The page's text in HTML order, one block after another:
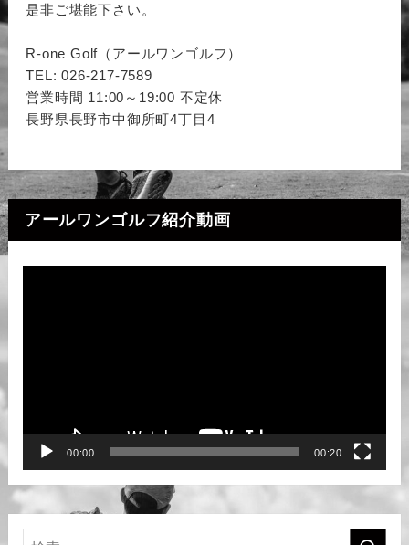
是非ご堪能下さい。
R-one Golf（アールワンゴルフ）
TEL: 026-217-7589
営業時間 11:00～19:00 不定休
長野県長野市中御所町4丁目4
アールワンゴルフ紹介動画
00:00 00:20